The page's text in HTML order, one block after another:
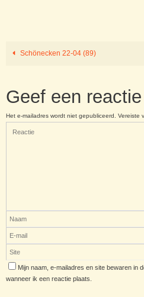
Schönecken 22-04 (89)
Geef een reactie
Het e-mailadres wordt niet gepubliceerd. Vereiste
Mijn naam, e-mailadres en site bewaren in
wanneer ik een reactie plaats.